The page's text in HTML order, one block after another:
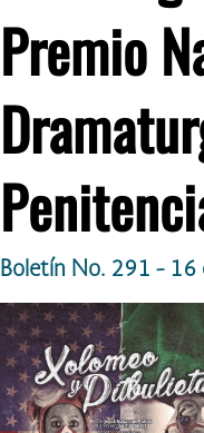
Premio
Boletín No. 291 -